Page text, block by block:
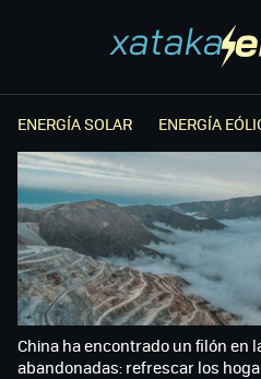
ENERGÍA SOLAR ENERGÍA
China ha encontrado un filón en
abandonadas: refrescar los